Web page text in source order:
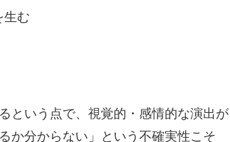
生む
という点で、視覚的・感情的な演出が
か分からない」という不確実性こそ